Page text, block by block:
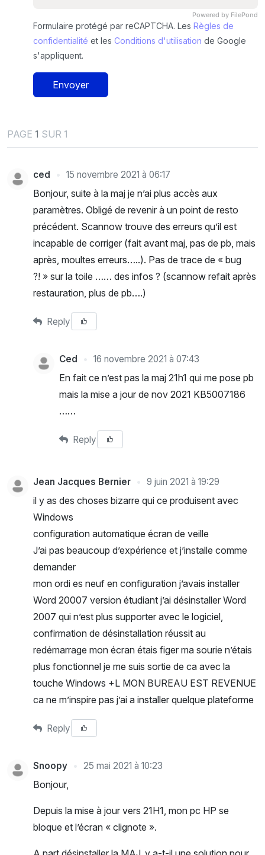
Powered by FilePond
Formulaire protégé par reCAPTCHA. Les Règles de
confidentialité et les Conditions d'utilisation de Google
s'appliquent.
Envoyer
PAGE 1 SUR 1
ced 15 novembre 2021 à 06:17
Bonjour, suite à la maj je n’ai plus accès aux
paramètres. Obligé de revenir à un point de resto
précédent. Scannow trouve des erreurs qu’il est
incapable de corriger (fait avant maj, pas de pb, mais
après, moultes erreurs…..). Pas de trace de « bug
?! » sur la toile …… des infos ? (scannow refait après
restauration, plus de pb….)
Reply
Ced 16 novembre 2021 à 07:43
En fait ce n’est pas la maj 21h1 qui me pose pb
mais la mise a jour de nov 2021 KB5007186
……
Reply
Jean Jacques Bernier 9 juin 2021 à 19:29
il y as des choses bizarre qui ce produisent avec
Windows
configuration automatique écran de veille
J’ai pas beaucoup d’expérience et j’installe comme
demander
mon ordi es neuf en configuration j’avais installer
Word 20007 version étudiant j’ai désinstaller Word
2007 qui n’est plus supporter avec le logiciel,
confirmation de désinstallation réussit au
redémarrage mon écran étais figer ma sourie n’étais
plus fonctionnel je me suis sortie de ca avec la
touche Windows +L MON BUREAU EST REVENUE
ca ne m’inspire pas j’ai a installer quelque plateforme
Reply
Snoopy 25 mai 2021 à 10:23
Bonjour,
Depuis la mise à jour vers 21H1, mon pc HP se
bloque et l’écran « clignote ».